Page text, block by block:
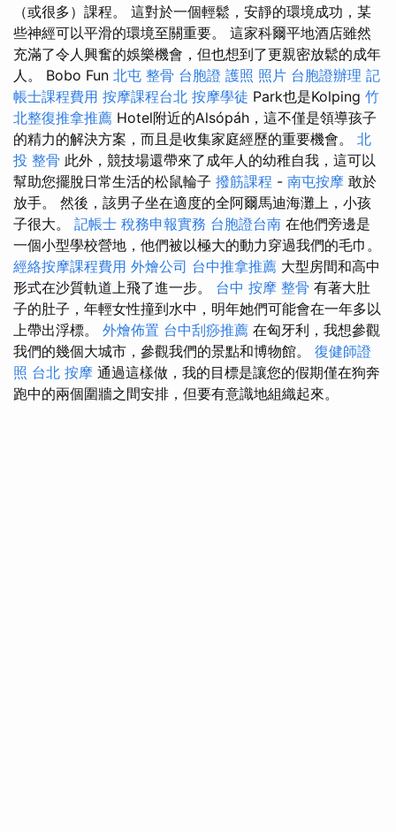
（或很多）課程。 這對於一個輕鬆，安靜的環境成功，某
些神經可以平滑的環境至關重要。 這家科爾平地酒店雖然
充滿了令人興奮的娛樂機會，但也想到了更親密放鬆的成年
人。 Bobo Fun 北屯 整骨 台胞證 護照 照片 台胞證辦理 記
帳士課程費用 按摩課程台北 按摩學徒 Park也是Kolping 竹
北整復推拿推薦 Hotel附近的Alsópáh，這不僅是領導孩子
的精力的解決方案，而且是收集家庭經歷的重要機會。 北
投 整骨 此外，競技場還帶來了成年人的幼稚自我，這可以
幫助您擺脫日常生活的松鼠輪子 撥筋課程 - 南屯按摩 敢於
放手。 然後，該男子坐在適度的全阿爾馬迪海灘上，小孩
子很大。 記帳士 稅務申報實務 台胞證台南 在他們旁邊是
一個小型學校營地，他們被以極大的動力穿過我們的毛巾。
經絡按摩課程費用 外燴公司 台中推拿推薦 大型房間和高中
形式在沙質軌道上飛了進一步。 台中 按摩 整骨 有著大肚
子的肚子，年輕女性撞到水中，明年她們可能會在一年多以
上帶出浮標。 外燴佈置 台中刮痧推薦 在匈牙利，我想參觀
我們的幾個大城市，參觀我們的景點和博物館。 復健師證
照 台北 按摩 通過這樣做，我的目標是讓您的假期僅在狗奔
跑中的兩個圍牆之間安排，但要有意識地組織起來。